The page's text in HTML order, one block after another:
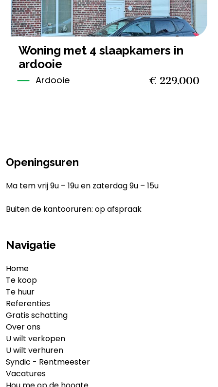
woning met 4 slaapkamers in
ardooie
Ardooie € 229.000
Openingsuren
Ma tem vrij 9u – 19u en zaterdag 9u – 15u
Buiten de kantooruren: op afspraak
Navigatie
Home
Te koop
Te huur
Referenties
Gratis schatting
Over ons
U wilt verkopen
U wilt verhuren
Syndic - Rentmeester
Vacatures